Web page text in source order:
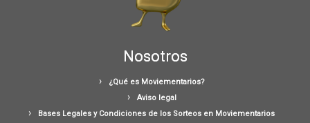
Nosotros
¿Qué es Moviementarios?
Aviso legal
Bases Legales y Condiciones de los Sorteos en Moviementarios